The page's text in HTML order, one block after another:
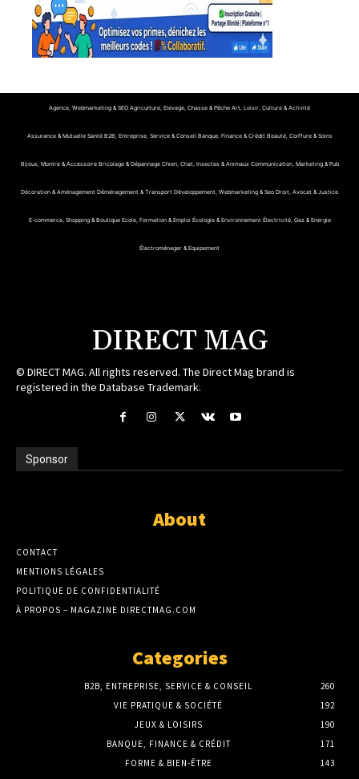
Agence, Webmarketing & SEO Agriculture, Elevage, Chasse & Pêche Art, Loisir, Culture & Activité
Assurance & Mutuelle Santé B2B, Entreprise, Service & Conseil Banque, Finance & Crédit Beauté, Coiffure & Soins
Bijoux, Montre & Accessoire Bricolage & Dépannage Chien, Chat, Insectes & Animaux Communication, Marketing & Pub
Décoration & Aménagement Déménagement & Transport Développement, Webmarketing & Seo Droit, Avocat & Justice
E-commerce, Shopping & Boutique Ecole, Formation & Emploi Écologie & Environnement Électricité, Gaz & Energie
Électroménager & Equipement
DIRECT MAG
© DIRECT MAG. All rights reserved. The Direct Mag brand is
registered in the Database Trademark.
Sponsor
About
CONTACT
MENTIONS LÉGALES
POLITIQUE DE CONFIDENTIALITÉ
À PROPOS – MAGAZINE DIRECTMAG.COM
Categories
B2B, ENTREPRISE, SERVICE & CONSEIL
260
VIE PRATIQUE & SOCIÉTÉ
192
JEUX & LOISIRS
190
BANQUE, FINANCE & CRÉDIT
171
FORME & BIEN-ÊTRE
143